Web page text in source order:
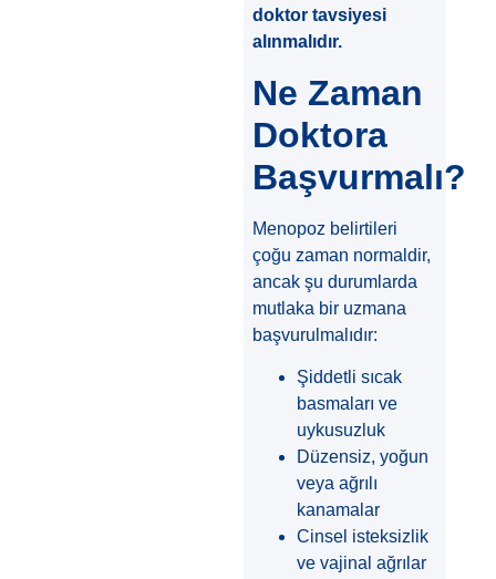
doktor tavsiyesi
alınmalıdır.
Ne Zaman
Doktora
Başvurmalı?
Menopoz belirtileri
çoğu zaman normaldir,
ancak şu durumlarda
mutlaka bir uzmana
başvurulmalıdır:
Şiddetli sıcak
basmaları ve
uykusuzluk
Düzensiz, yoğun
veya ağrılı
kanamalar
Cinsel isteksizlik
ve vajinal ağrılar